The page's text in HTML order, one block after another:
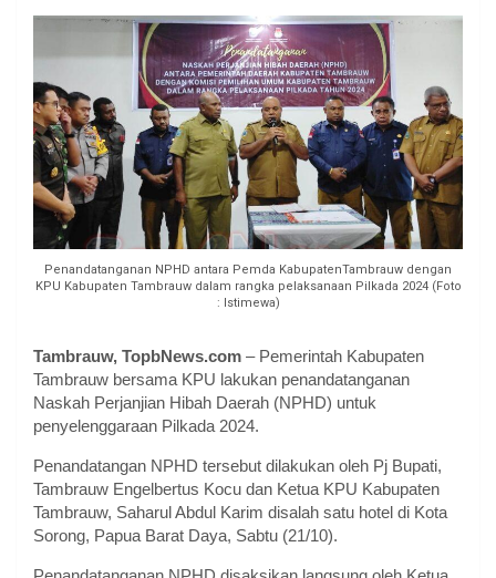
Penandatanganan NPHD antara Pemda KabupatenTambrauw dengan
KPU Kabupaten Tambrauw dalam rangka pelaksanaan Pilkada 2024 (Foto
: Istimewa)
Tambrauw, TopbNews.com – Pemerintah Kabupaten
Tambrauw bersama KPU lakukan penandatanganan
Naskah Perjanjian Hibah Daerah (NPHD) untuk
penyelenggaraan Pilkada 2024.
Penandatangan NPHD tersebut dilakukan oleh Pj Bupati,
Tambrauw Engelbertus Kocu dan Ketua KPU Kabupaten
Tambrauw, Saharul Abdul Karim disalah satu hotel di Kota
Sorong, Papua Barat Daya, Sabtu (21/10).